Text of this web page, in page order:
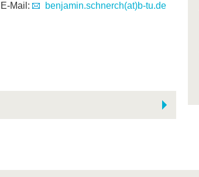
E-Mail:
benjamin.schnerch(at)b-tu.de